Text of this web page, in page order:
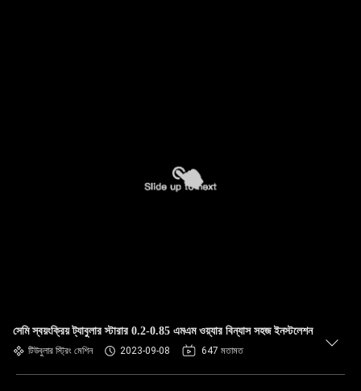
সেমি স্বয়ংক্রিয় ট্যাবুলার স্টারার 0.2-0.85 এমএম ওয়্যার বিন্যাস সহজ ইনস্টলেশন
টিউবুলার স্ট্রিং মেশিন 2023-09-08 647 মতামত